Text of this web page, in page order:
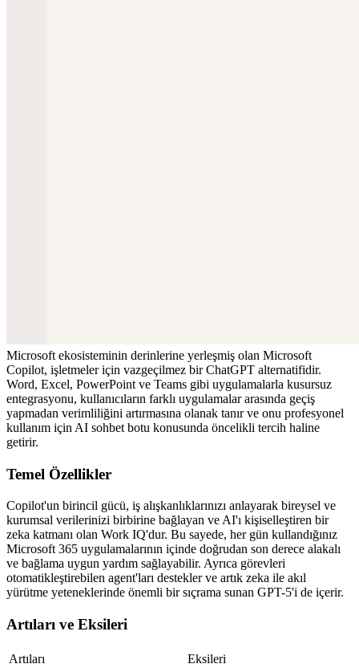
Microsoft ekosisteminin derinlerine yerleşmiş olan Microsoft
Copilot, işletmeler için vazgeçilmez bir ChatGPT alternatifidir.
Word, Excel, PowerPoint ve Teams gibi uygulamalarla kusursuz
entegrasyonu, kullanıcıların farklı uygulamalar arasında geçiş
yapmadan verimliliğini artırmasına olanak tanır ve onu profesyonel
kullanım için AI sohbet botu konusunda öncelikli tercih haline
getirir.
Temel Özellikler
Copilot'un birincil gücü, iş alışkanlıklarınızı anlayarak bireysel ve
kurumsal verilerinizi birbirine bağlayan ve AI'ı kişiselleştiren bir
zeka katmanı olan Work IQ'dur. Bu sayede, her gün kullandığınız
Microsoft 365 uygulamalarının içinde doğrudan son derece alakalı
ve bağlama uygun yardım sağlayabilir. Ayrıca görevleri
otomatikleştirebilen agent'ları destekler ve artık zeka ile akıl
yürütme yeteneklerinde önemli bir sıçrama sunan GPT-5'i de içerir.
Artıları ve Eksileri
Artıları
Eksileri